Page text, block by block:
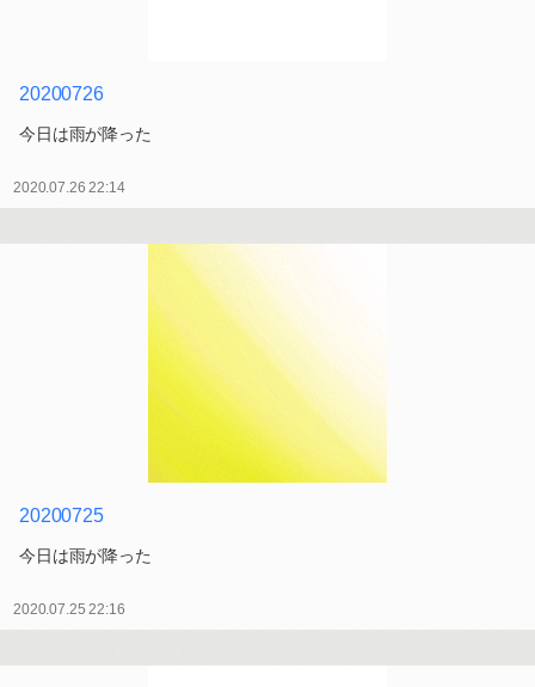
20200726
今日は雨が降った
2020.07.26 22:14
20200725
今日は雨が降った
2020.07.25 22:16